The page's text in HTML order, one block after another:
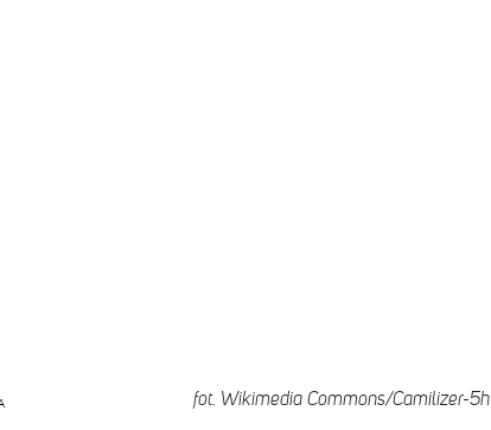
fot. Wikimedia Commons/Camilizer-5h